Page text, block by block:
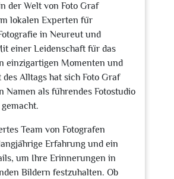
der Welt von Foto Graf
lokalen Experten für
in Neureut und
einer Leidenschaft für das
einzigartigen Momenten und
des Alltags hat sich Foto Graf
Namen als führendes Fotostudio
Team von Fotografen
Erfahrung und ein
um Ihre Erinnerungen in
Bildern festzuhalten. Ob